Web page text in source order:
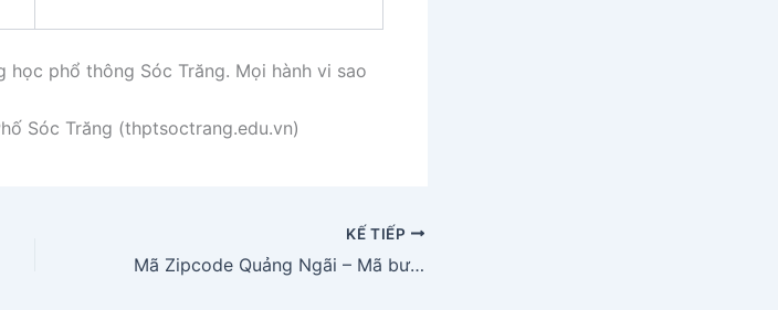
phổ thông Sóc Trăng. Mọi hành vi sao
Sóc Trăng (thptsoctrang.edu.vn)
KẾ TIẾP
Mã Zipcode Quảng Ngãi – Mã bưu điện Quảng Ngãi mới nhất